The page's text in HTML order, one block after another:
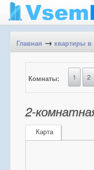
Главная → квартиры в
Комнаты: 1 2
2-
Карта